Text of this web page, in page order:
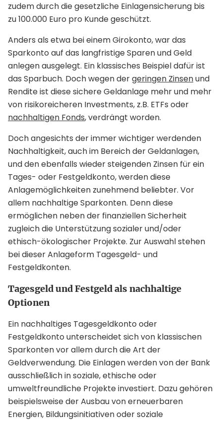
zudem durch die gesetzliche Einlagensicherung bis
zu 100.000 Euro pro Kunde geschützt.
Anders als etwa bei einem Girokonto, war das
Sparkonto auf das langfristige Sparen und Geld
anlegen ausgelegt. Ein klassisches Beispiel dafür ist
das Sparbuch. Doch wegen dergeringen Zinsenund
Rendite ist diese sichere Geldanlage mehr und mehr
von risikoreicheren Investments, z.B. ETFs oder
nachhaltigen Fonds, verdrängt worden.
Doch angesichts der immer wichtiger werdenden
Nachhaltigkeit, auch im Bereich der Geldanlagen,
und den ebenfalls wieder steigenden Zinsen für ein
Tages- oder Festgeldkonto, werden diese
Anlagemöglichkeiten zunehmend beliebter. Vor
allem nachhaltige Sparkonten. Denn diese
ermöglichen neben der finanziellen Sicherheit
zugleich die Unterstützung sozialer und/oder
ethisch-ökologischer Projekte. Zur Auswahl stehen
bei dieser Anlageform Tagesgeld- und
Festgeldkonten.
Tagesgeld und Festgeld als nachhaltige
Optionen
Ein nachhaltiges Tagesgeldkonto oder
Festgeldkonto unterscheidet sich von klassischen
Sparkonten vor allem durch die Art der
Geldverwendung. Die Einlagen werden von der Bank
ausschließlich in soziale, ethische oder
umweltfreundliche Projekte investiert. Dazu gehören
beispielsweise der Ausbau von erneuerbaren
Energien, Bildungsinitiativen oder soziale